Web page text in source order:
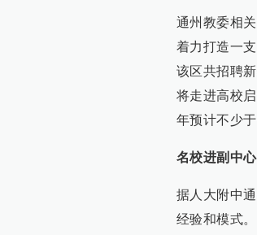
通州教委相
着力打造一
该区共招聘
将走进高校
年预计不少于
名校进副中
据人大附中
经验和模式